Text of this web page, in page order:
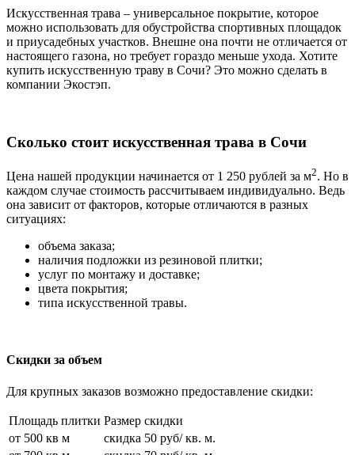
Искусственная трава – универсальное покрытие, которое
можно использовать для обустройства спортивных площадок
и приусадебных участков. Внешне она почти не отличается от
настоящего газона, но требует гораздо меньше ухода. Хотите
купить искусственную траву в Сочи? Это можно сделать в
компании Экостэп.
Сколько стоит искусственная трава в Сочи
Цена нашей продукции начинается от 1 250 рублей за м2. Но в
каждом случае стоимость рассчитываем индивидуально. Ведь
она зависит от факторов, которые отличаются в разных
ситуациях:
объема заказа;
наличия подложки из резиновой плитки;
услуг по монтажу и доставке;
цвета покрытия;
типа искусственной травы.
Скидки за объем
Для крупных заказов возможно предоставление скидки:
Площадь плитки Размер скидки
от 500 кв м
скидка 50 руб/ кв. м.